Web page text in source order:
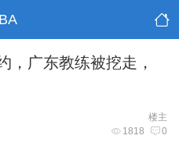
，广东教练被挖走，
楼主
1818 0